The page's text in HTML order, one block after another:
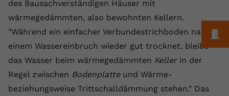
des Bausachverständigen Häuser mit
wärmegedämmten, also bewohnten Kellern.
"Während ein einfacher Verbundestrichboden nach
einem Wassereinbruch wieder gut trocknet, bleibt
das Wasser beim wärmegedämmten Kellerin der
Regel zwischen Bodenplatteund Wärme-
beziehungsweise Trittschalldämmung stehen." Das
Laufzeit 1 Jahr
Zweck
Dieser Wert speichert Ihre Consent-
Einstellungen. Unter anderem eine
zufällig generierte ID, für die
historische Speicherung Ihrer
Webseiten-Betreiber dies eingestellt
hat.
Zweck
wiederzuerkennen und statistische
Informationen zur Nutzung der
Website zu erfassen.
Name _gcl au
Laufzeit 90 Tage
Zweck
Conversion-Tracking verwendet, um
Werbeklicks der Nutzung auf unserer
Cookie-Informationen anzeigen
Externe Inhalte
Wir verwenden auf unserer Website externe Inhalte,
Name vuid
Cookie-Informationen anzeigen